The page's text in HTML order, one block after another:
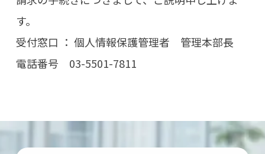
す。
受付窓口 ： 個人情報保護管理者 管理本部長
電話番号 03-5501-7811